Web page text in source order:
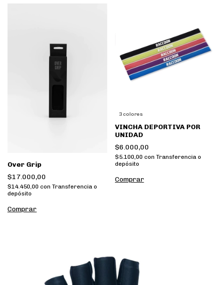
Over Grip
$17.000,00
$14.450,00 con Transferencia o
depósito
Comprar
3 colores
VINCHA DEPORTIVA POR
UNIDAD
$6.000,00
$5.100,00 con Transferencia o
depósito
Comprar